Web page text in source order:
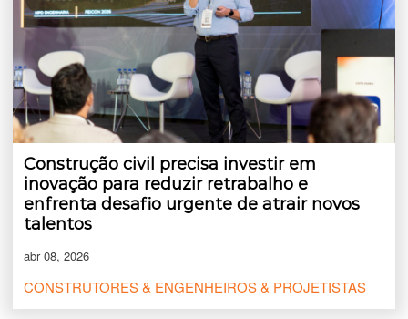
Construção civil precisa investir em
inovação para reduzir retrabalho e
enfrenta desafio urgente de atrair novos
talentos
abr 08, 2026
CONSTRUTORES & ENGENHEIROS & PROJETISTAS